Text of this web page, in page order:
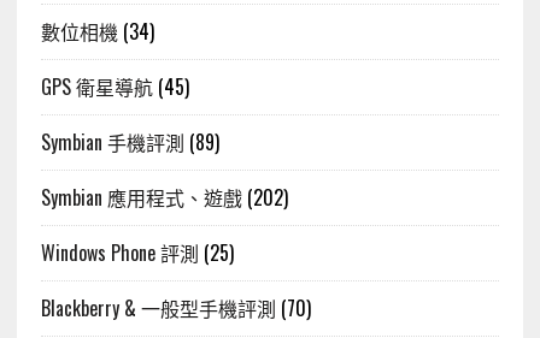
數位相機 (34)
GPS 衛星導航(45)
Symbian 手機評測 (89)
Symbian 應用程式、遊戲(202)
Windows Phone 評測 (25)
Blackberry & 一般型手機評測 (70)